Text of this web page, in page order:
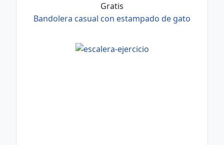
Gratis
Bandolera casual con estampado de gato